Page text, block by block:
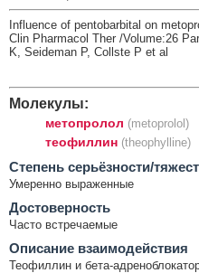
Influence of pentobarbital on
Clin Pharmacol Ther /Volume:26
K, Seideman P, Collste P et al
Молекулы:
метопролол (metoprolol)
теофиллин (theophylline)
Cтепень серьёзности/
Умеренно выраженные
Достоверность
Часто встречаемые
Описание взаимодействия
Теофиллин и бета-